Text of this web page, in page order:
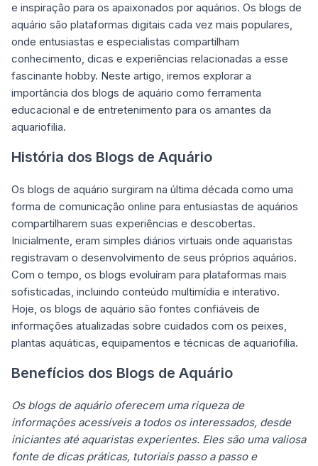
e inspiração para os apaixonados por aquários. Os blogs de
aquário são plataformas digitais cada vez mais populares,
onde entusiastas e especialistas compartilham
conhecimento, dicas e experiências relacionadas a esse
fascinante hobby. Neste artigo, iremos explorar a
importância dos blogs de aquário como ferramenta
educacional e de entretenimento para os amantes da
aquariofilia.
História dos Blogs de Aquário
Os blogs de aquário surgiram na última década como uma
forma de comunicação online para entusiastas de aquários
compartilharem suas experiências e descobertas.
Inicialmente, eram simples diários virtuais onde aquaristas
registravam o desenvolvimento de seus próprios aquários.
Com o tempo, os blogs evoluíram para plataformas mais
sofisticadas, incluindo conteúdo multimídia e interativo.
Hoje, os blogs de aquário são fontes confiáveis de
informações atualizadas sobre cuidados com os peixes,
plantas aquáticas, equipamentos e técnicas de aquariofilia.
Benefícios dos Blogs de Aquário
Os blogs de aquário oferecem uma riqueza de
informações acessíveis a todos os interessados, desde
iniciantes até aquaristas experientes. Eles são uma valiosa
fonte de dicas práticas, tutoriais passo a passo e